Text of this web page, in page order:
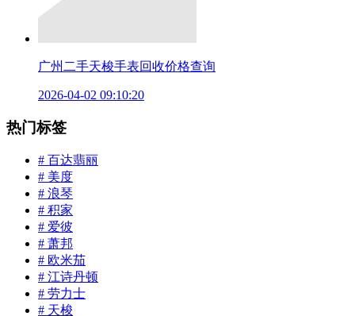
广州二手天梭手表回收价格查询
2026-04-02 09:10:20
热门标签
# 百达翡丽
# 美度
# 浪琴
# 积家
# 爱彼
# 萧邦
# 欧米茄
# 江诗丹顿
# 劳力士
# 天梭